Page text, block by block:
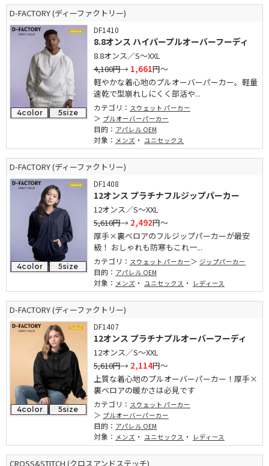
D-FACTORY (ディーファクトリー)
4color 5size
DF1410
8.8オンス ハイパープルオーバーフーディ
8.8オンス／S～XXL
4,180円→ 1,661円～
軽やかな着心地のプルオーバーパーカー。軽量
速乾で型崩れしにくく部活や...
カテゴリ： スウェット パーカー
プルオーバーパーカー
目的： アパレル OEM
対象： メンズ ・ ユニセックス
D-FACTORY (ディーファクトリー)
4color 5size
DF1408
12オンス プラチナフルジップパーカー
12オンス／S～XXL
5,610円→ 2,492円～
厚手×裏ベロアのフルジップパーカーが最安
級！ おしゃれも防寒もこれ一...
カテゴリ： スウェット パーカー ジップパーカー
目的： アパレル OEM
対象： メンズ ・ ユニセックス ・ レディース
D-FACTORY (ディーファクトリー)
4color 5size
DF1407
12オンス プラチナプルオーバーフーディ
12オンス／S～XXL
5,610円→ 2,114円～
上質な着心地のプルオーバーパーカー！厚手×
裏ベロアの暖かさは必見です
カテゴリ： スウェット パーカー
プルオーバーパーカー
目的： アパレル OEM
対象： メンズ ・ ユニセックス ・ レディース
CROSS&STITCH (クロスアンドステッチ)